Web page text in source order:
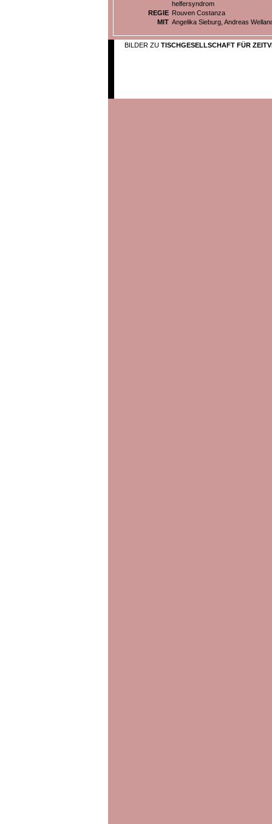
helfersyndrom
REGIE Rouven Costanza
MIT Angelika Sieburg, Andreas
BILDER ZU TISCHGESELLSCHAFT FÜR